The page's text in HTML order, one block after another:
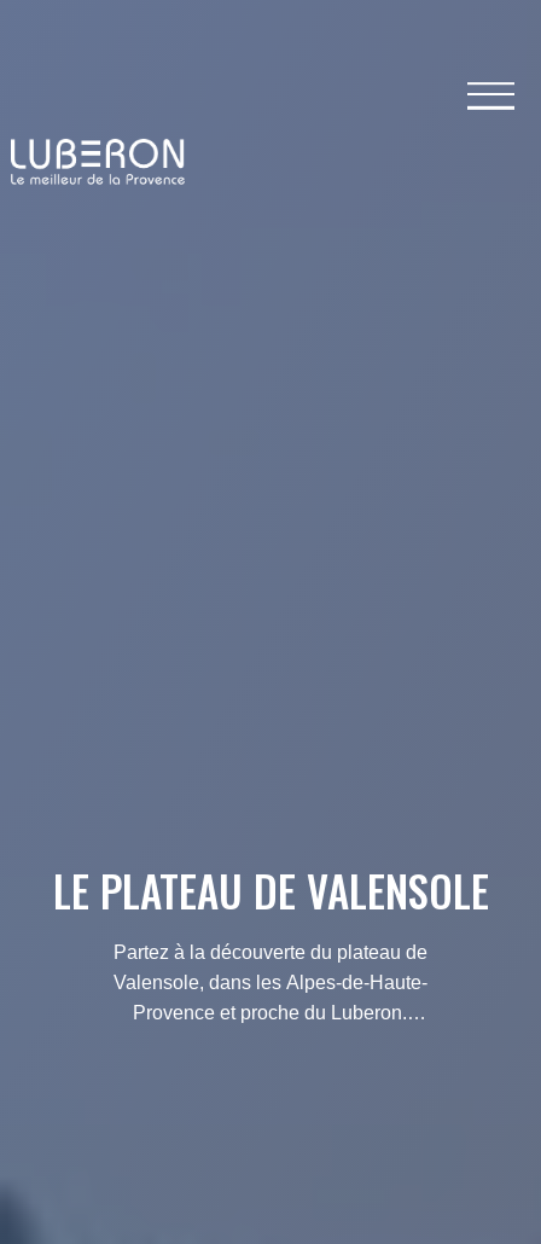
LE PLATEAU DE VALENSOLE
Partez à la découverte du plateau de
Valensole, dans les Alpes-de-Haute-
Provence et proche du Luberon.